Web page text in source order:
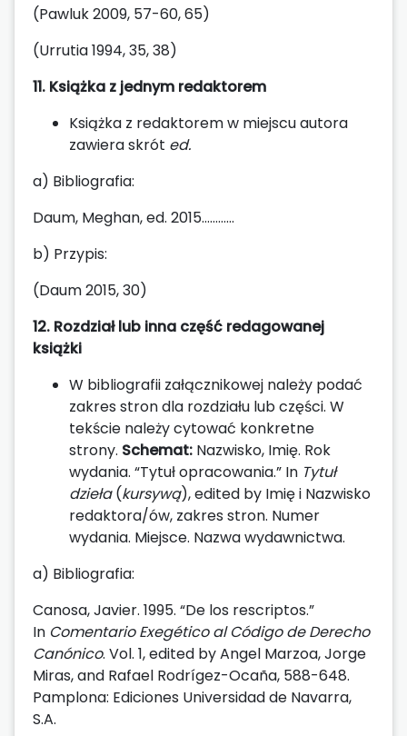
(Pawluk 2009, 57-60, 65)
(Urrutia 1994, 35, 38)
11. Książka z jednym redaktorem
Książka z redaktorem w miejscu autora
zawiera skrót ed.
a) Bibliografia:
Daum, Meghan, ed. 2015…………
b) Przypis:
(Daum 2015, 30)
12. Rozdział lub inna część redagowanej
książki
W bibliografii załącznikowej należy podać
zakres stron dla rozdziału lub części. W
tekście należy cytować konkretne
strony. Schemat: Nazwisko, Imię. Rok
wydania. “Tytuł opracowania.” In Tytuł
dzieła(kursywą), edited by Imię i Nazwisko
redaktora/ów, zakres stron. Numer
wydania. Miejsce. Nazwa wydawnictwa.
a) Bibliografia:
Canosa, Javier. 1995. “De los rescriptos.”
In Comentario Exegético al Código de Derecho
Canónico. Vol. 1, edited by Angel Marzoa, Jorge
Miras, and Rafael Rodrígez-Ocaña, 588-648.
Pamplona: Ediciones Universidad de Navarra,
S.A.